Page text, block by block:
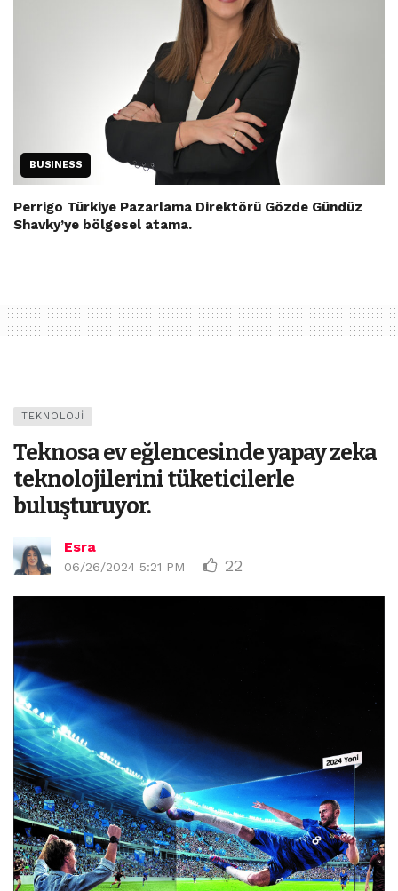
BUSINESS
Perrigo Türkiye Pazarlama Direktörü Gözde Gündüz
Shavky’ye bölgesel atama.
TEKNOLOJI
Teknosa ev eğlencesinde yapay zeka
teknolojilerini tüketicilerle
buluşturuyor.
Esra
06/26/2024 5:21 PM 22